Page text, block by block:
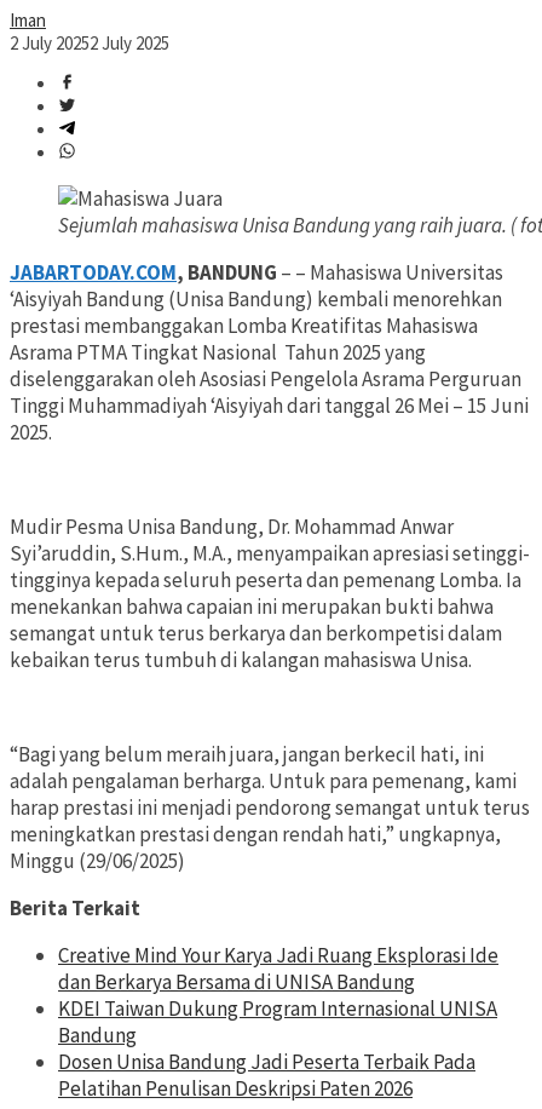
Iman
2 July 20252 July 2025
Sejumlah mahasiswa Unisa Bandung yang raih juara. (
JABARTODAY.COM, BANDUNG – – Mahasiswa Universitas
‘Aisyiyah Bandung (Unisa Bandung) kembali menorehkan
prestasi membanggakan Lomba Kreatifitas Mahasiswa
Asrama PTMA Tingkat Nasional Tahun 2025 yang
diselenggarakan oleh Asosiasi Pengelola Asrama Perguruan
Tinggi Muhammadiyah ‘Aisyiyah dari tanggal 26 Mei – 15 Juni
2025.
Mudir Pesma Unisa Bandung, Dr. Mohammad Anwar
Syi’aruddin, S.Hum., M.A., menyampaikan apresiasi setinggi-
tingginya kepada seluruh peserta dan pemenang Lomba. Ia
menekankan bahwa capaian ini merupakan bukti bahwa
semangat untuk terus berkarya dan berkompetisi dalam
kebaikan terus tumbuh di kalangan mahasiswa Unisa.
“Bagi yang belum meraih juara, jangan berkecil hati, ini
adalah pengalaman berharga. Untuk para pemenang, kami
harap prestasi ini menjadi pendorong semangat untuk terus
meningkatkan prestasi dengan rendah hati,” ungkapnya,
Minggu (29/06/2025)
Berita Terkait
Creative Mind Your Karya Jadi Ruang Eksplorasi Ide
dan Berkarya Bersama di UNISA Bandung
KDEI Taiwan Dukung Program Internasional UNISA
Bandung
Dosen Unisa Bandung Jadi Peserta Terbaik Pada
Pelatihan Penulisan Deskripsi Paten 2026